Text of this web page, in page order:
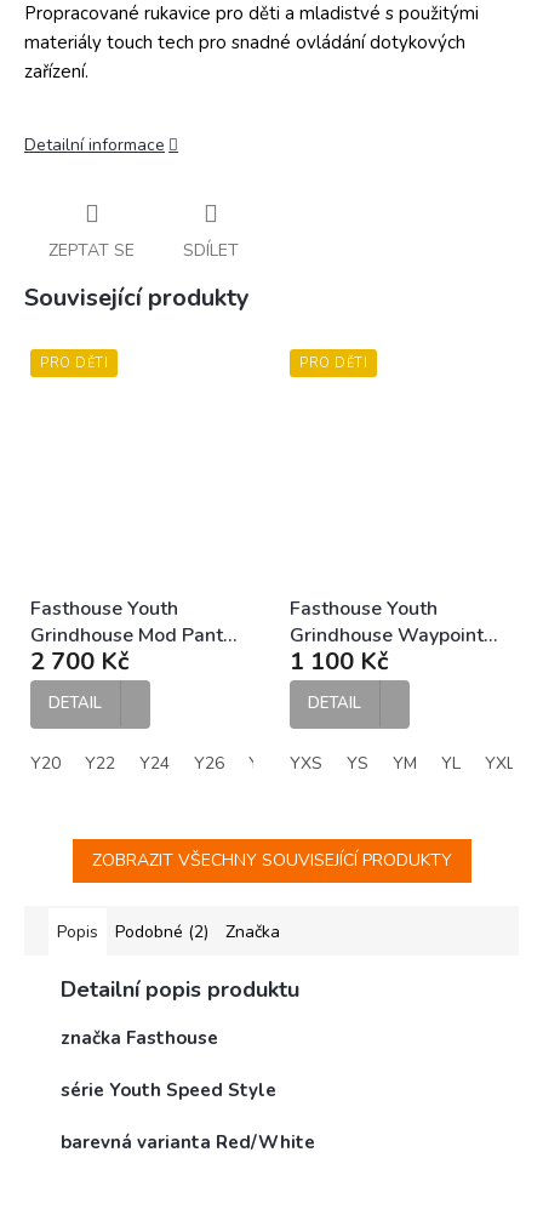
Propracované rukavice pro děti a mladistvé s použitými
materiály touch tech pro snadné ovládání dotykových
zařízení.
Detailní informace
ZEPTAT SE SDÍLET
Související produkty
PRO DĚTI
Fasthouse Youth
Grindhouse Mod Pant
Red Black dětské MX
kalhoty
2 700 Kč
DETAIL
Y20 Y22 Y24 Y26 Y28
PRO DĚTI
Fasthouse Youth
Grindhouse Waypoint
Jersey Marine White
dětský MX dres
1 100 Kč
DETAIL
YXS YS YM YL YXL
ZOBRAZIT VŠECHNY SOUVISEJÍCÍ PRODUKTY
Popis Podobné (2) Značka
Detailní popis produktu
značka Fasthouse
série Youth Speed Style
barevná varianta Red/White